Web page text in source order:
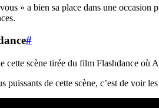
» a bien sa place dans une occasion
#
cette scène tirée du film Flashdance où
puissants de cette scène, c’est de voir